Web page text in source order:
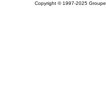
Copyright © 1997-2025 Groupe